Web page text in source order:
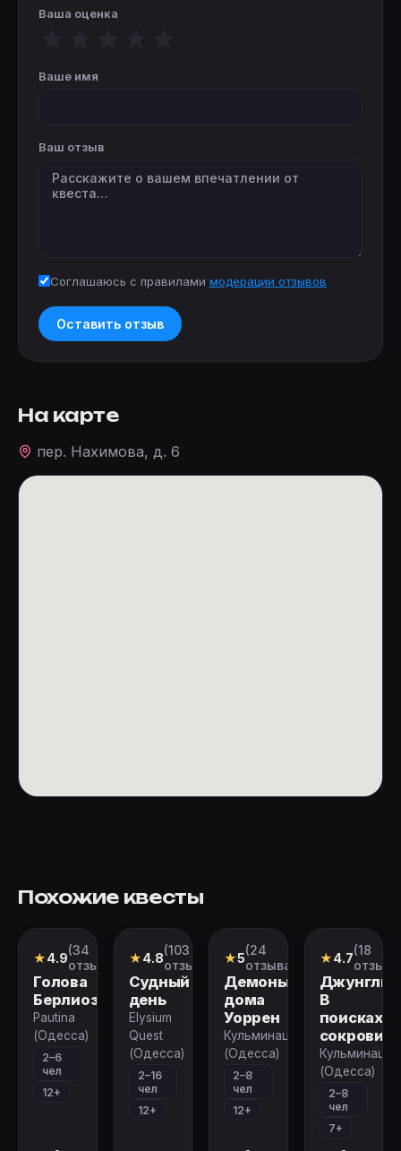
Ваша оценка
Ваше имя
Ваш отзыв
Соглашаюсь с правилами модерации отзывов
Оставить отзыв
На карте
пер. Нахимова, д. 6
Похожие квесты
Квест
★4.9(34
отзыва)
Голова
Берлиоза
Pautina
(Одесса)
2–6
чел
12+
Перформанс
★4.8(103
отзыва)
Судный
день
Elysium
Quest
(Одесса)
2–16
чел
12+
Перформанс
★5(24
отзыва)
Демоны
дома
Уоррен
Кульминация
(Одесса)
2–8
чел
12+
Квест
★4.7(18
Джунгли.
В
поисках
сокровищ
Кульминация
(Одесса)
2–8
чел
7+